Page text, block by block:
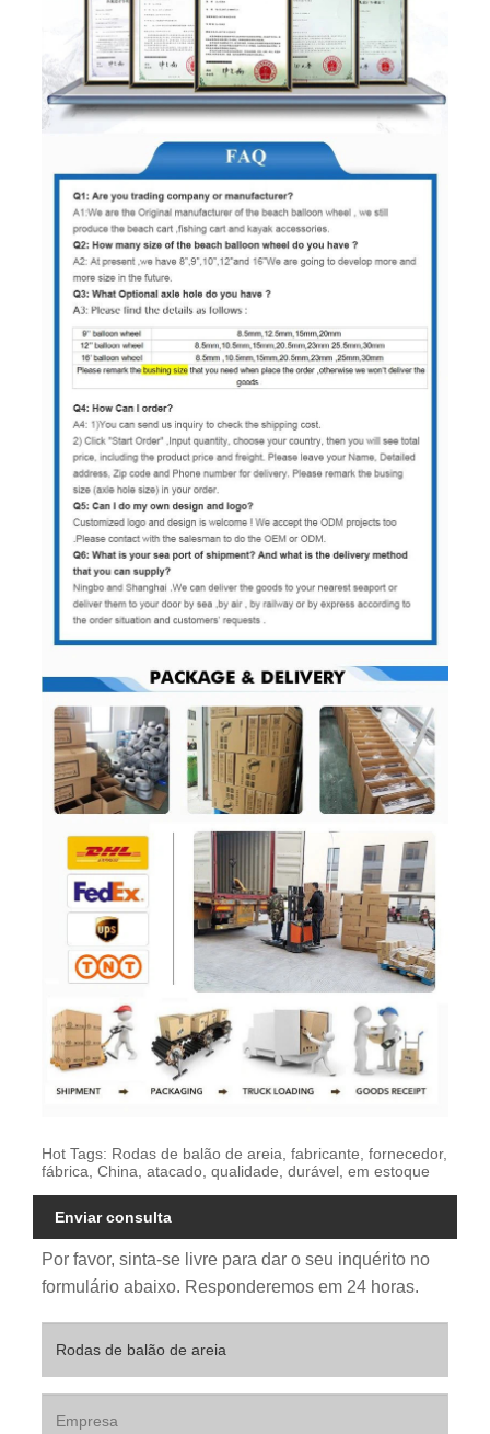
Hot Tags: Rodas de balão de areia, fabricante, fornecedor,
fábrica, China, atacado, qualidade, durável, em estoque
Enviar consulta
Por favor, sinta-se livre para dar o seu inquérito no
formulário abaixo. Responderemos em 24 horas.